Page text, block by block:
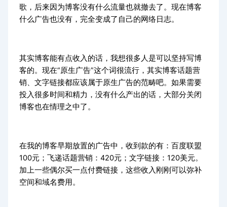
歌，后来因为博客没有什么流量也就撤去了。现在博客
什么广告也没有，完全变成了自己的网络日志。
其实博客能有点收入的话，我想很多人是可以坚持写博
客的。现在“原生广告”这个词很流行，其实博客话题营
销、文字链接都应该属于原生广告的范畴吧。如果需要
投入很多时间和精力，没有什么产出的话，大部分关闭
博客也在情理之中了。
在我的博客早期放置的广告中，收到款的有：百度联盟
100元；飞递话题营销：420元；文字链接：120美元。
加上一些偶尔买一点付费链接，这些收入刚刚可以弥补
空间和域名费用。